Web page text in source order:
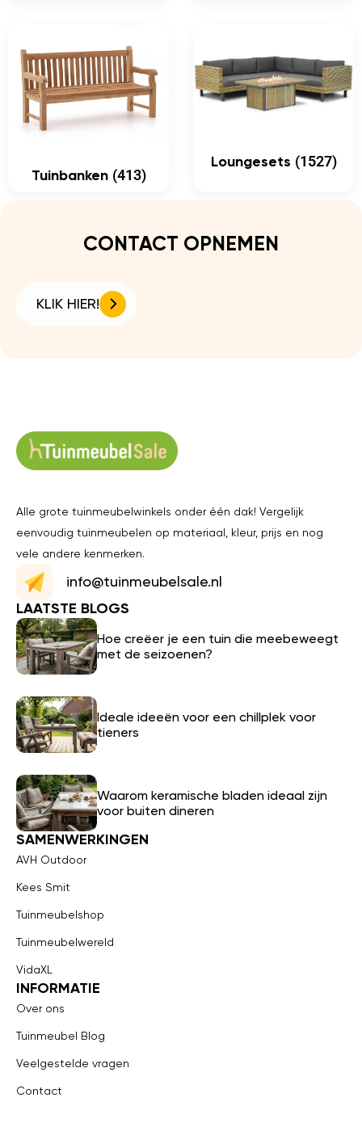
Tuinbanken (413)
Loungesets (1527)
CONTACT OPNEMEN
KLIK HIER!
Alle grote tuinmeubelwinkels onder één dak! Vergelijk
eenvoudig tuinmeubelen op materiaal, kleur, prijs en nog
vele andere kenmerken.
info@tuinmeubelsale.nl
LAATSTE BLOGS
Hoe creëer je een tuin die meebeweegt
met de seizoenen?
Ideale ideeën voor een chillplek voor
tieners
Waarom keramische bladen ideaal zijn
voor buiten dineren
SAMENWERKINGEN
AVH Outdoor
Kees Smit
Tuinmeubelshop
Tuinmeubelwereld
VidaXL
INFORMATIE
Over ons
Tuinmeubel Blog
Veelgestelde vragen
Contact